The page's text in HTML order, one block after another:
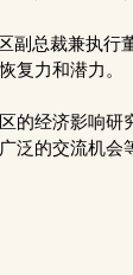
副总裁兼执
复力和潜力。
的经济影响
泛的交流机会